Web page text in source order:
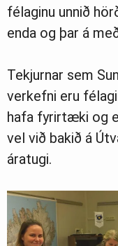
félaginu unnið
enda og þar á
Tekjurnar sem
verkefni eru
hafa fyrirtæki og
vel við bakið á
áratugi.